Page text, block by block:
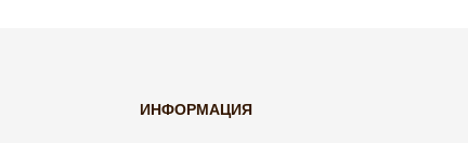
ИНФОРМАЦИЯ